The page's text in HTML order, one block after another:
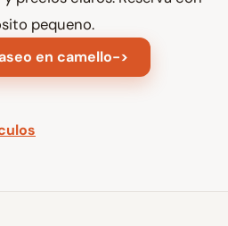
pequeno.
en camello->